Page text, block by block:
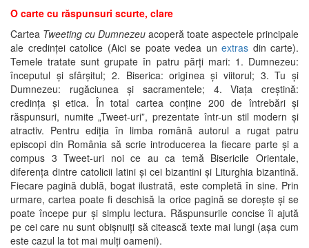
O carte cu răspunsuri scurte, clare
Cartea Tweeting cu Dumnezeu acoperă toate aspectele principale
ale credinței catolice (Aici se poate vedea un extras din carte).
Temele tratate sunt grupate în patru părți mari: 1. Dumnezeu:
începutul și sfârșitul; 2. Biserica: originea și viitorul; 3. Tu și
Dumnezeu: rugăciunea și sacramentele; 4. Viața creștină:
credința și etica. În total cartea conține 200 de întrebări și
răspunsuri, numite „Tweet-uri”, prezentate într-un stil modern și
atractiv. Pentru ediția în limba română autorul a rugat patru
episcopi din România să scrie introducerea la fiecare parte și a
compus 3 Tweet-uri noi ce au ca temă Bisericile Orientale,
diferența dintre catolicii latini și cei bizantini și Liturghia bizantină.
Fiecare pagină dublă, bogat ilustrată, este completă în sine. Prin
urmare, cartea poate fi deschisă la orice pagină se dorește și se
poate începe pur și simplu lectura. Răspunsurile concise îi ajută
pe cei care nu sunt obișnuiți să citească texte mai lungi (așa cum
este cazul la tot mai mulți oameni).